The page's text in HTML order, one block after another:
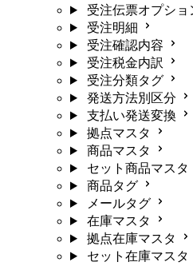
受注伝票オプショ
受注明細
受注確認内容
受注税金内訳
受注分類タグ
発送方法別区分
支払い発送変換
拠点マスタ
商品マスタ
セット商品マスタ
商品タグ
メールタグ
在庫マスタ
拠点在庫マスタ
セット在庫マスタ